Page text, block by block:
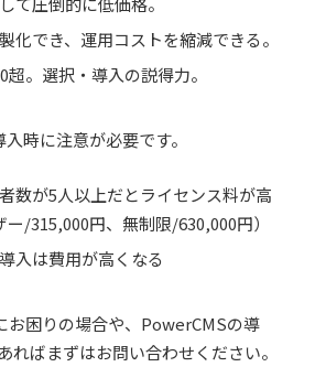
化でき、運用コストを縮減できる。
。選択・導入の説得力。
時に注意が必要です。
数が5人以上だとライセンス料が高
ー/315,000円、無制限/630,000円）
入は費用が高くなる
お困りの場合や、PowerCMSの導
ればまずはお問い合わせください。